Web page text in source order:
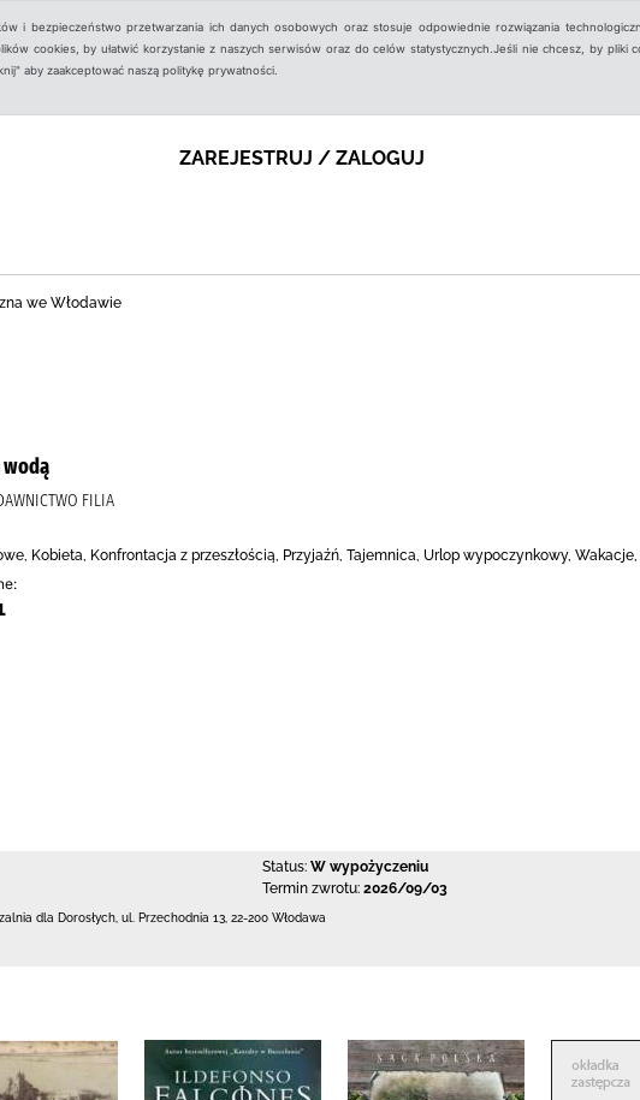
i bezpieczeństwo przetwarzania ich danych osobowych oraz stosuje odpowiednie rozwiązania
cookies, by ułatwić korzystanie z naszych serwisów oraz do celów statystycznych.Jeśli nie chcesz, by pliki
aby zaakceptować naszą politykę prywatności.
ZAREJESTRUJ / ZALOGUJ
we Włodawie
wodą
FILIA
Kobieta, Konfrontacja z przeszłością, Przyjaźń, Tajemnica, Urlop wypoczynkowy,
Status: W wypożyczeniu
Termin zwrotu: 2026/09/03
dla Dorosłych, ul. Przechodnia 13 22-200 Włodawa